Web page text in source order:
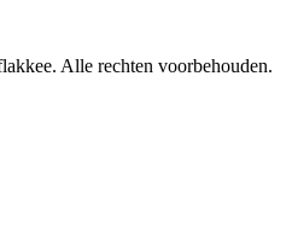
Alle rechten voorbehouden.